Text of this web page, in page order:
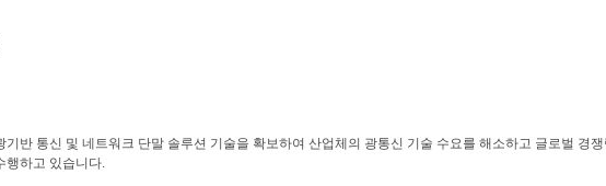
기반 통신 및 네트워크 단말 솔루션 기술을 확보하여 산업체의 광통신 기술 수요를 해소하고 글로벌 경
행하고 있습니다.